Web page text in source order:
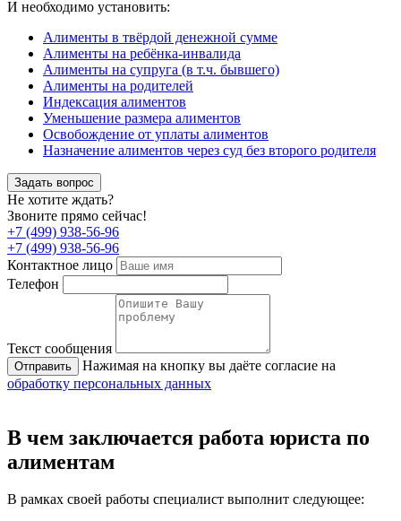
И необходимо установить:
Алименты в твёрдой денежной сумме
Алименты на ребёнка-инвалида
Алименты на супруга (в т.ч. бывшего)
Алименты на родителей
Индексация алиментов
Уменьшение размера алиментов
Освобождение от уплаты алиментов
Назначение алиментов через суд без второго родителя
Задать вопрос
Не хотите ждать?
Звоните прямо сейчас!
+7 (499) 938-56-96
+7 (499) 938-56-96
Контактное лицо
Телефон
Текст сообщения
Отправить
Нажимая на кнопку вы даёте согласие на
обработку персональных данных
В чем заключается работа юриста по
алиментам
В рамках своей работы специалист выполнит следующее: